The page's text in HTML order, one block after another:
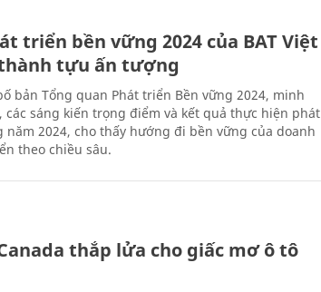
triển bền vững 2024 của BAT Việt
tựu ấn tượng
bản Tổng quan Phát triển Bền vững 2024, minh
các sáng kiến trọng điểm và kết quả thực hiện phát
2024, cho thấy hướng đi bền vững của doanh
theo chiều sâu.
thắp lửa cho giấc mơ ô tô